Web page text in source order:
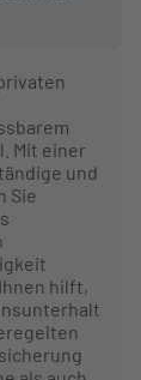
Mit einer
und
Sie
hilft,